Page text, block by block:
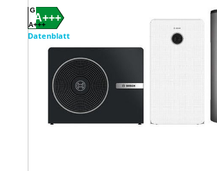
A+++
G
A+++
Datenblatt